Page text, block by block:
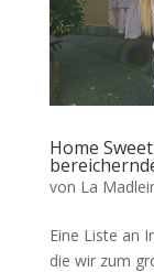
Home
von La
Eine Liste an
die wir zum